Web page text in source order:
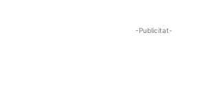
-Publicitat-